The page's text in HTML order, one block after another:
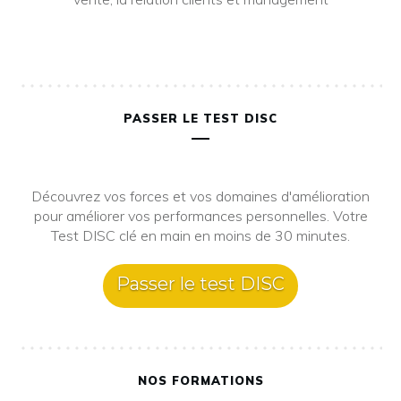
PASSER LE TEST DISC
Découvrez vos forces et vos domaines d'amélioration
pour améliorer vos performances personnelles. Votre
Test DISC clé en main en moins de 30 minutes.
Passer le test DISC
NOS FORMATIONS